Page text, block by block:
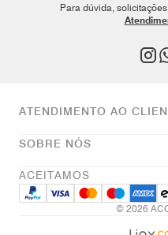
Para dúvida,
ATENDIMENTO AO
SOBRE NÓS
ACEITAMOS
© 2026